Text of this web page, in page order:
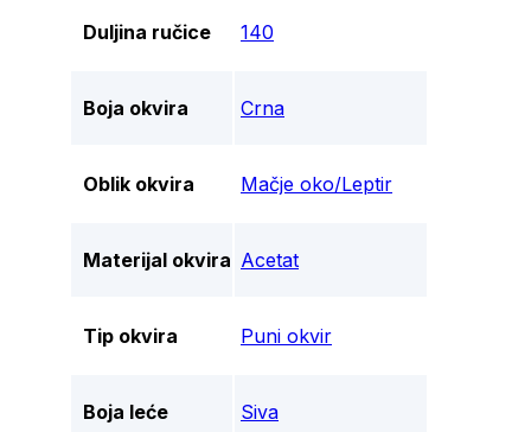
Duljina ručice 140
Boja okvira Crna
Oblik okvira Mačje oko/Leptir
Materijal okvira Acetat
Tip okvira Puni okvir
Boja leće Siva